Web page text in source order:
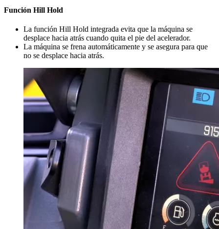
Función Hill Hold
La función Hill Hold integrada evita que la máquina se
desplace hacia atrás cuando quita el pie del acelerador.
La máquina se frena automáticamente y se asegura para que
no se desplace hacia atrás.